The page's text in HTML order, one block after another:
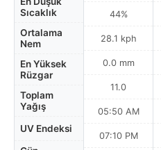
Sıcaklık
Ortalama
Nem
En Yüksek
Rüzgar
Toplam
Yağış
UV Endeksi
44%
28.1 kph
0.0 mm
11.0
05:50 AM
07:10 PM